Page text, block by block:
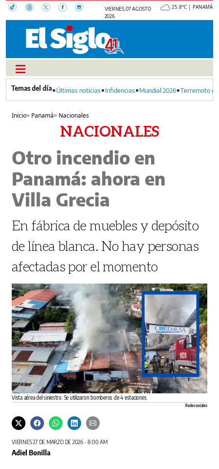
VIERNES, 07 AGOSTO
2026
25.8°C | PANAMÁ
Últimas noticias Infidencias Mundial 2026 Terremoto
Inicio> Panamá> Nacionales
NACIONALES
Otro incendio en
Panamá: ahora en
Villa Grecia
En fábrica de muebles y depósito
de línea blanca. No hay personas
afectadas por el momento
Vista aérea del siniestro. Se utilizaron bomberos de 4 estaciones.
Redes sociales
VIERNES 27 DE MARZO DE 2026 - 8:00 AM
Adiel Bonilla